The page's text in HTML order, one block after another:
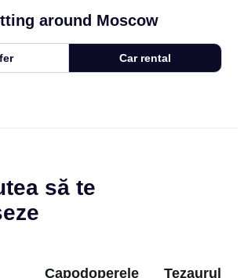
around Moscow
Car rental
să te
Capodoperele Tezaurul